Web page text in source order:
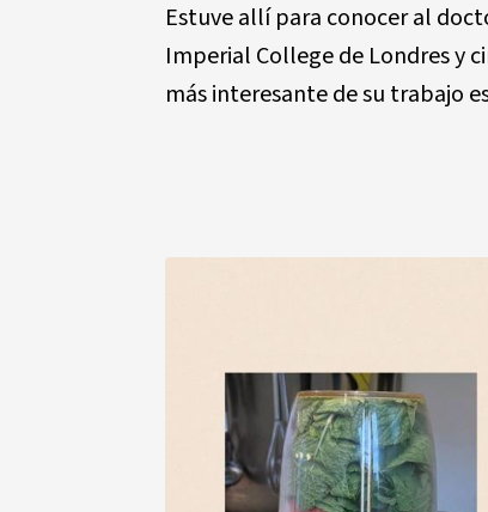
Estuve allí para conocer al
Imperial College de Londres y
más interesante de su trabajo